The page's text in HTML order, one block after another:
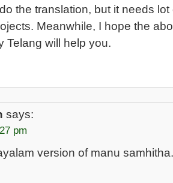
the translation, but it needs
Meanwhile, I hope the
Telang will help you.
says:
pm
version of manu